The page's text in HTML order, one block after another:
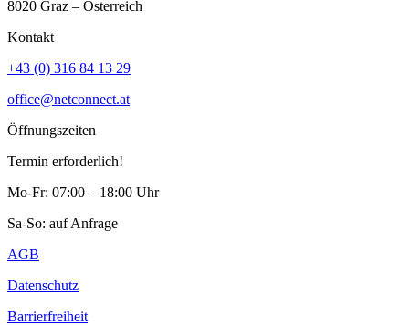
8020 Graz – Österreich
Kontakt
+43 (0) 316 84 13 29
office@netconnect.at
Öffnungszeiten
Termin erforderlich!
Mo-Fr: 07:00 – 18:00 Uhr
Sa-So: auf Anfrage
AGB
Datenschutz
Barrierfreiheit